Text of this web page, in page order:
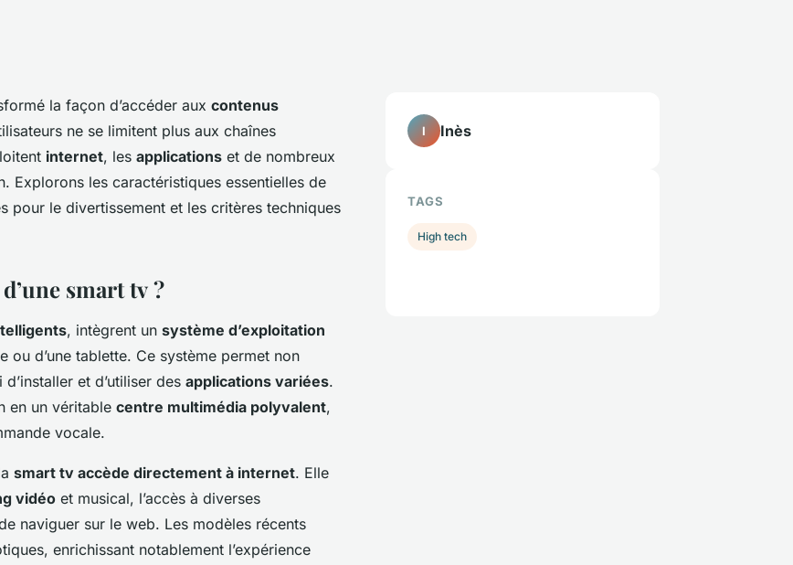
la façon d’accéder aux contenus
ne se limitent plus aux chaînes
internet, les applications et de nombreux
Explorons les caractéristiques essentielles de
pour le divertissement et les critères techniques
smart tv ?
, intègrent un système d’exploitation
ou d’une tablette. Ce système permet non
et d’utiliser des applications variées.
en un véritable centre multimédia polyvalent,
vocale.
smart tv accède directement à internet. Elle
vidéo et musical, l’accès à diverses
naviguer sur le web. Les modèles récents
enrichissant notablement l’expérience
I Inès
TAGS
High tech